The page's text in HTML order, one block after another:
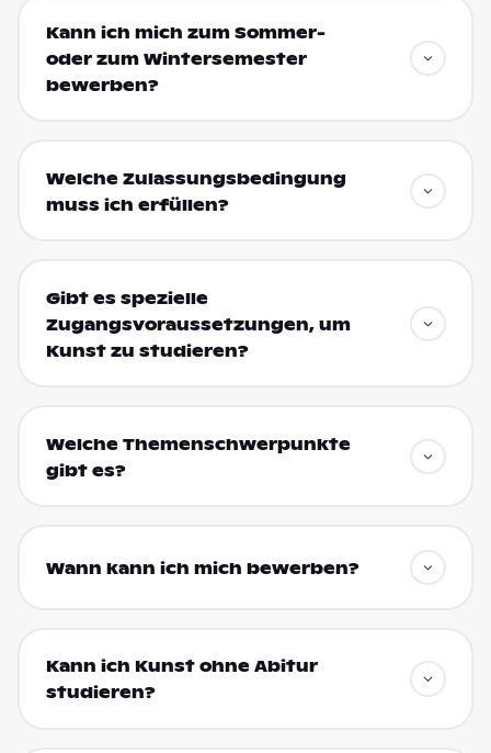
Kann ich mich zum Sommer-
oder zum Wintersemester
bewerben?
Welche Zulassungsbedingung
muss ich erfüllen?
Gibt es spezielle
Zugangsvoraussetzungen, um
Kunst zu studieren?
Welche Themenschwerpunkte
gibt es?
Wann kann ich mich bewerben?
Kann ich Kunst ohne Abitur
studieren?